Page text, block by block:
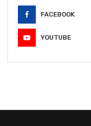
FACEBOOK
YOUTUBE